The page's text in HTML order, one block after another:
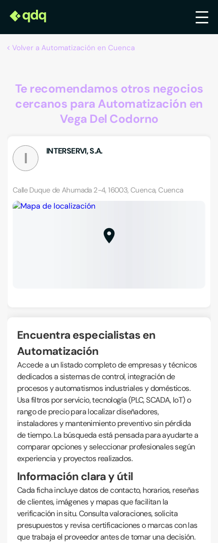
Volver a Automatización en Cuenca
Te recomendamos otros negocios
cercanos para Automatización en
Vega Del Codorno
I INTERSERVI, S.A.
Calle Duque de Ahumada 2-4, 16003, Cuenca, Cuenca
Encuentra especialistas en
Automatización
Accede a un listado completo de empresas y técnicos
dedicados a sistemas de control, integración de
procesos y automatismos industriales y domésticos.
Usa filtros por servicio, tecnología (PLC, SCADA, IoT) o
rango de precio para localizar diseñadores,
instaladores y mantenimiento preventivo sin pérdida
de tiempo. La búsqueda está pensada para ayudarte a
comparar opciones y seleccionar profesionales según
experiencia y proyectos realizados.
Información clara y útil
Cada ficha incluye datos de contacto, horarios, reseñas
de clientes, imágenes y mapas que facilitan la
verificación in situ. Consulta valoraciones, solicita
presupuestos y revisa certificaciones o marcas con las
que trabaja el proveedor antes de tomar una decisión.